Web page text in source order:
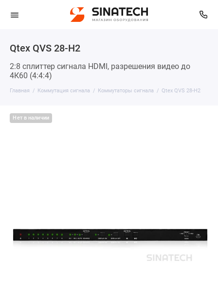
Qtex QVS 28-H2
2:8 сплиттер сигнала HDMI, разрешения видео до
4К60 (4:4:4)
Главная Коммутация сигнала Коммутаторы сигнала Qtex QVS 28-H2
Нет в наличии